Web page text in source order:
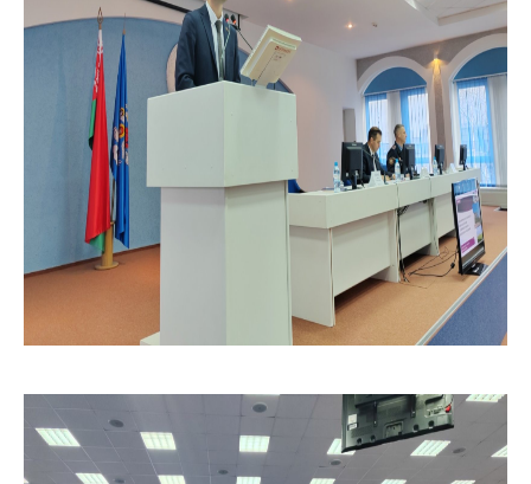
Сообщить о росте
цен на лекарства и
медицинские
изделия
Контакты
Адрес и режим
работы
Приемная
Министра
государственный
орган